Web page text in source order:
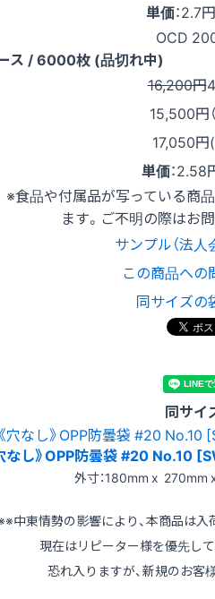
単価：2.7
OCD
ス / 6000枚 (品切れ中)
16,200円
15,500円
17,050円
単価：2.58
※食品や付属品が写っている商
ます。ご不明の際はお
サンプル（法人
この商品への
同サイズの
同サイ
なし》OPP防曇袋 #20 No.10
外寸：180mm x 270mm
中東情勢の影響により、本商品は入
現在はリピーター様を優先し
恐れ入りますが、新規のお